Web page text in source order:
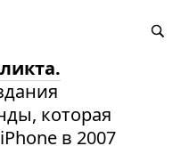
которая
в 2007